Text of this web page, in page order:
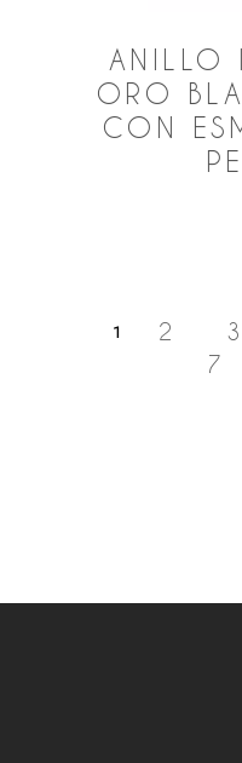
ANILLO
ORO
CON
1 2 3
7